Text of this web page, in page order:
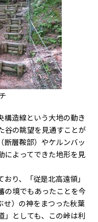
構造線という大地の動き
谷の眺望を見通すことが
断層鞍部）やケルンバッ
によってできた地形を見
り、「従是北高遠領」
の境でもあったことを今
せ）の神をまつった秋葉
」としても、この峠は利